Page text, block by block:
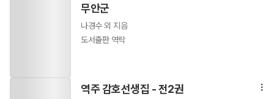
무안군
나경수 외 지음
도서출판 역락
역주 감호선생집 - 전2권